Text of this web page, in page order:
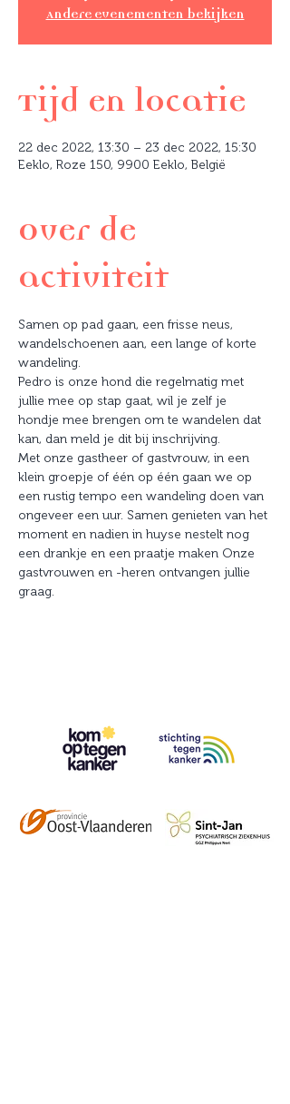
Andere evenementen bekijken
Tijd en locatie
22 dec 2022, 13:30 – 23 dec 2022, 15:30
Eeklo, Roze 150, 9900 Eeklo, België
Over de
activiteit
Samen op pad gaan, een frisse neus,
wandelschoenen aan, een lange of korte
wandeling.
Pedro is onze hond die regelmatig met
jullie mee op stap gaat, wil je zelf je
hondje mee brengen om te wandelen dat
kan, dan meld je dit bij inschrijving.
Met onze gastheer of gastvrouw, in een
klein groepje of één op één gaan we op
een rustig tempo een wandeling doen van
ongeveer een uur. Samen genieten van het
moment en nadien in huyse nestelt nog
een drankje en een praatje maken Onze
gastvrouwen en -heren ontvangen jullie
graag.